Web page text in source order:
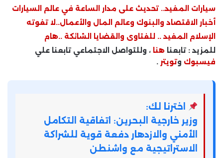
سيارات المفيد.. تحديث على مدار الساعة في عالم السيارات
أخبار الاقتصاد والبنوك وعالم المال والأعمال..لا تفوته
الإسلام المفيد .. للفتاوى والقضايا الشائكة ..هام
للمزيد : تابعنا هنا ، وللتواصل الاجتماعي تابعنا علي
فيسبوك وتويتر .
اخترنا لك:
وزير خارجية البحرين: اتفاقية التكامل
الأمني والازدهار دفعة قوية للشراكة
الاستراتيجية مع واشنطن